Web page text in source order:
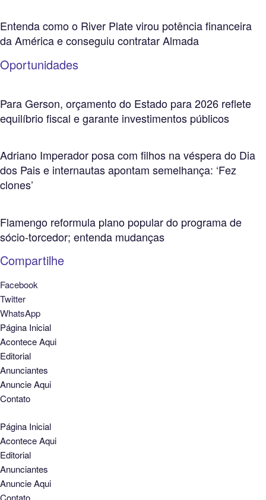
Entenda como o River Plate virou potência financeira
da América e conseguiu contratar Almada
Oportunidades
Para Gerson, orçamento do Estado para 2026 reflete
equilíbrio fiscal e garante investimentos públicos
Adriano Imperador posa com filhos na véspera do Dia
dos Pais e internautas apontam semelhança: ‘Fez
clones’
Flamengo reformula plano popular do programa de
sócio-torcedor; entenda mudanças
Compartilhe
Facebook
Twitter
WhatsApp
Página Inicial
Acontece Aqui
Editorial
Anunciantes
Anuncie Aqui
Contato
Página Inicial
Acontece Aqui
Editorial
Anunciantes
Anuncie Aqui
Contato